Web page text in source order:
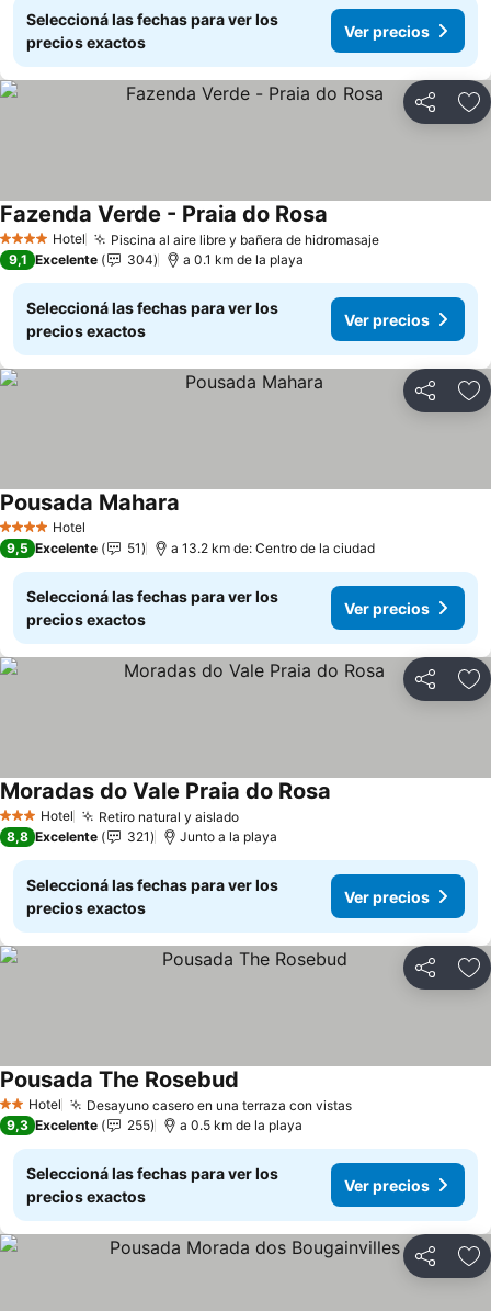
Seleccioná las fechas para ver los
precios exactos
Ver precios
Compartir
4 EstrellasHotel Piscina al aire libre y bañera de hidromasaje
Fazenda Verde - Praia do Rosa
9,1 Excelente 304 a 0.1 km de la playa
Seleccioná las fechas para ver los
precios exactos
Ver precios
Compartir
4 EstrellasHotel
Pousada Mahara
9,5 Excelente 51 a 13.2 km de: Centro de la ciudad
Seleccioná las fechas para ver los
precios exactos
Ver precios
Compartir
3 Estrellas
Hotel Retiro natural y aislado
Moradas do Vale Praia do Rosa
8,8 Excelente 321 Junto a la playa
Seleccioná las fechas para ver los
precios exactos
Ver precios
Compartir
2 Estrellas
Hotel Desayuno casero en una terraza con vistas
Pousada The Rosebud
9,3 Excelente 255 a 0.5 km de la playa
Seleccioná las fechas para ver los
precios exactos
Ver precios
Compartir